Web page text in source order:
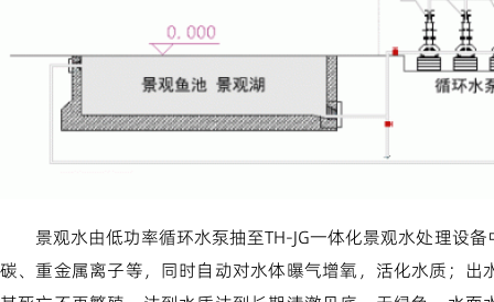
景观水由低功率循环水泵抽至TH-JG一体化景观水处理设备
碳、重金属离子等，同时自动对水体曝气增氧，活化水质；